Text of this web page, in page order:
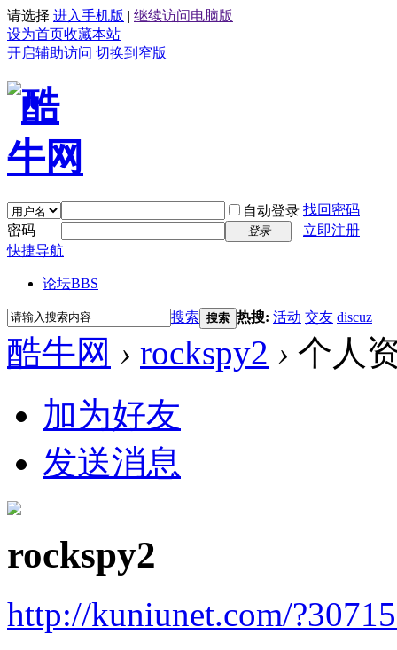
请选择 进入手机版 | 继续访问电脑版
设为首页收藏本站
开启辅助访问 切换到窄版
自动登录 找回密码
密码
登录
立即注册
快捷导航
论坛BBS
搜索 搜索 热搜: 活动 交友 discuz
酷牛网 › rockspy2 › 个人
加为好友
发送消息
rockspy2
http://kuniunet.com/